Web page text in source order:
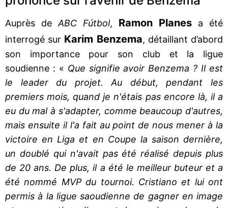
Auprès de ABC Fútbol, Ramon Planes a été
interrogé sur Karim Benzema, détaillant d’abord
son importance pour son club et la ligue
soudienne : « Que signifie avoir Benzema ? Il est
le leader du projet. Au début, pendant les
premiers mois, quand je n'étais pas encore là, il a
eu du mal à s'adapter, comme beaucoup d'autres,
mais ensuite il l'a fait au point de nous mener à la
victoire en Liga et en Coupe la saison dernière,
un doublé qui n'avait pas été réalisé depuis plus
de 20 ans. De plus, il a été le meilleur buteur et a
été nommé MVP du tournoi. Cristiano et lui ont
permis à la ligue saoudienne de gagner en image